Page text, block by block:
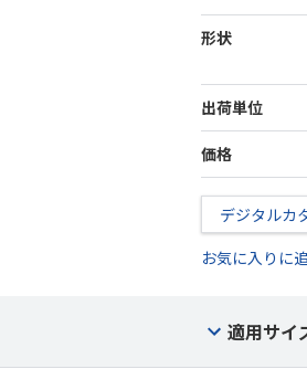
形状
出荷単位
価格
デジタルカ
お気に入りに
適用サイ